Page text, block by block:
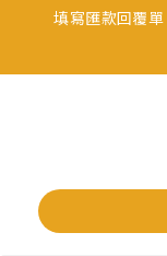
填寫匯款回覆單